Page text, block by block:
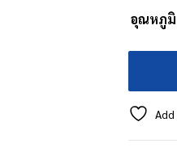
อุณหภู